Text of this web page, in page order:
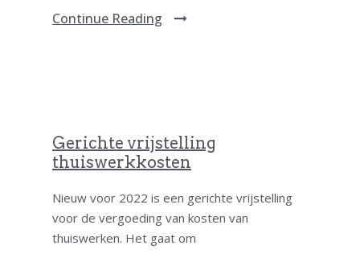
Continue Reading
Gerichte vrijstelling
thuiswerkkosten
Nieuw voor 2022 is een gerichte vrijstelling
voor de vergoeding van kosten van
thuiswerken. Het gaat om